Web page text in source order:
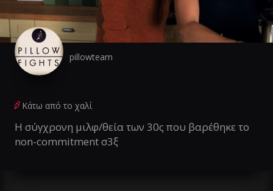
pillowteam
Κάτω από το χαλί
Η σύγχρονη μιλφ/θεία των 30ς που βαρέθηκε το
non-commitment σ3ξ